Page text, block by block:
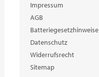
Impressum
AGB
Batteriegesetzhinweise
Datenschutz
Widerrufsrecht
Sitemap